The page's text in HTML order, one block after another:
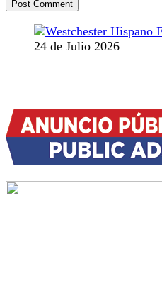
24 de Julio 2026